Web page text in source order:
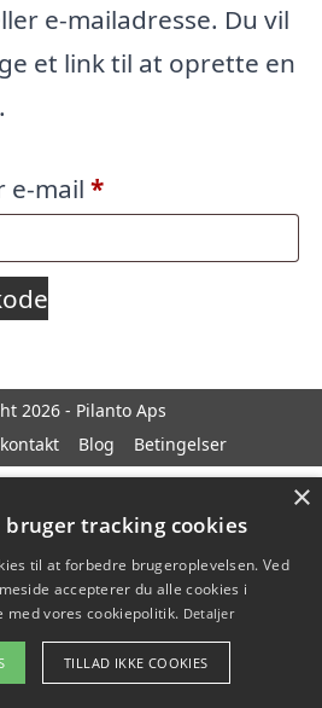
e-mailadresse. Du vil
et link til at oprette en
e-mail *Påkrævet
2026 - Pilanto Aps
Blog Betingelser
×
tracking cookies
til at forbedre brugeroplevelsen. Ved
accepterer du alle cookies i
med vores cookiepolitik. Detaljer
TILLAD IKKE COOKIES